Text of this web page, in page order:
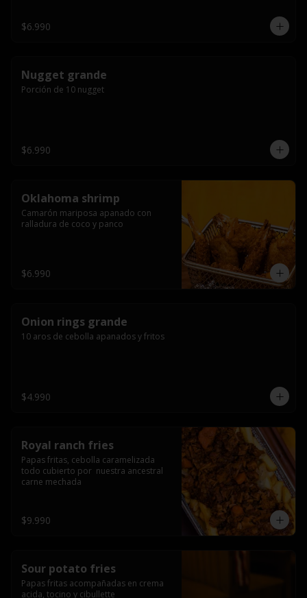
$6.990
Nugget grande
Porción de 10 nugget
$6.990
Oklahoma shrimp
Camarón mariposa apanado con
ralladura de coco y panco
$6.990
Onion rings grande
10 aros de cebolla apanados y fritos
$4.990
Royal ranch fries
Papas fritas, cebolla caramelizada
todo cubierto por  nuestra ancestral
carne mechada
$9.990
Sour potato fries
Papas fritas acompañadas en crema
acida, tocino y cibullette